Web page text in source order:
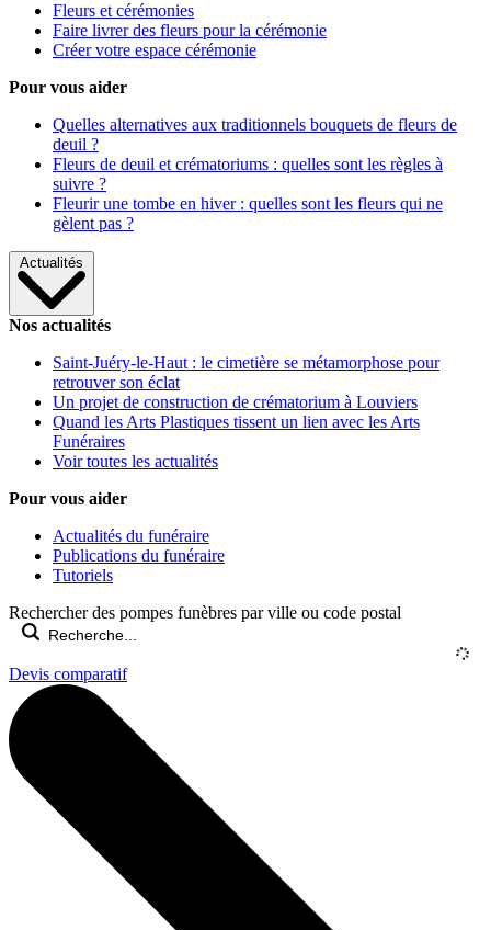
Fleurs et cérémonies
Faire livrer des fleurs pour la cérémonie
Créer votre espace cérémonie
Pour vous aider
Quelles alternatives aux traditionnels bouquets de fleurs de
deuil ?
Fleurs de deuil et crématoriums : quelles sont les règles à
suivre ?
Fleurir une tombe en hiver : quelles sont les fleurs qui ne
gèlent pas ?
Actualités
Nos actualités
Saint-Juéry-le-Haut : le cimetière se métamorphose pour
retrouver son éclat
Un projet de construction de crématorium à Louviers
Quand les Arts Plastiques tissent un lien avec les Arts
Funéraires
Voir toutes les actualités
Pour vous aider
Actualités du funéraire
Publications du funéraire
Tutoriels
Rechercher des pompes funèbres par ville ou code postal
Devis comparatif